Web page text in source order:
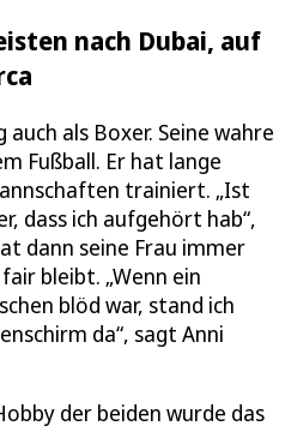
nach Dubai, auf
als Boxer. Seine wahre
Fußball. Er hat lange
trainiert. „Ist
dass ich aufgehört hab“,
dann seine Frau immer
bleibt. „Wenn ein
blöd war, stand ich
da“, sagt Anni
der beiden wurde das